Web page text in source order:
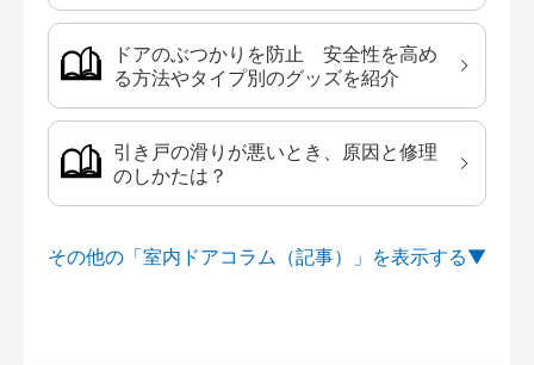
ドアのぶつかりを防止 安全性を高め
る方法やタイプ別のグッズを紹介
引き戸の滑りが悪いとき、原因と修理
のしかたは？
その他の「室内ドアコラム（記事）」を